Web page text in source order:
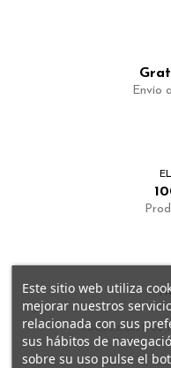
Envío
Todos nuestros
Este sitio web utiliza
mejorar nuestros
relacionada con sus
sus hábitos de
sobre su uso pulse el